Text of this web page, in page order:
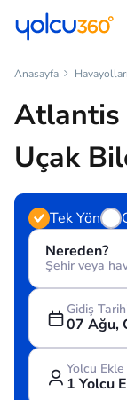
Anasayfa Havayolları
Atlantis
Uçak
Tek Yön
Nereden?
Şehir veya
Gidiş
07 Ağu,
Yolcu Ekle
1 Yolcu